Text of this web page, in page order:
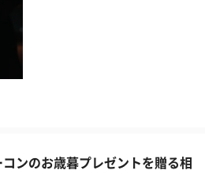
ンのお歳暮プレゼントを贈る相